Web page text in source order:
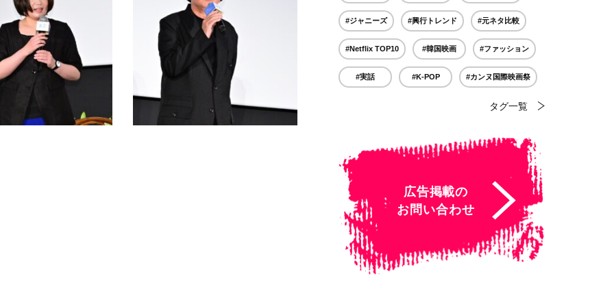
#ジャニーズ #興行トレンド #元ネタ比較
#Netflix TOP10 #韓国映画 #ファッション
#実話 #K-POP #カンヌ国際映画祭
タグ一覧
広告掲載の
お問い合わせ